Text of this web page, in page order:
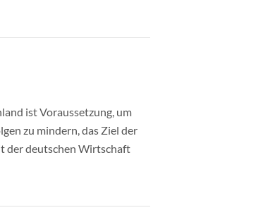
ist Voraussetzung, um
zu mindern, das Ziel der
der deutschen Wirtschaft